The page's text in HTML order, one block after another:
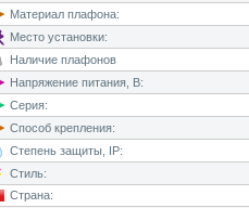
Материал плафона:
Место установки:
Наличие плафонов
Напряжение питания, В:
Серия:
Способ крепления:
Степень защиты, IP:
Стиль:
Страна: